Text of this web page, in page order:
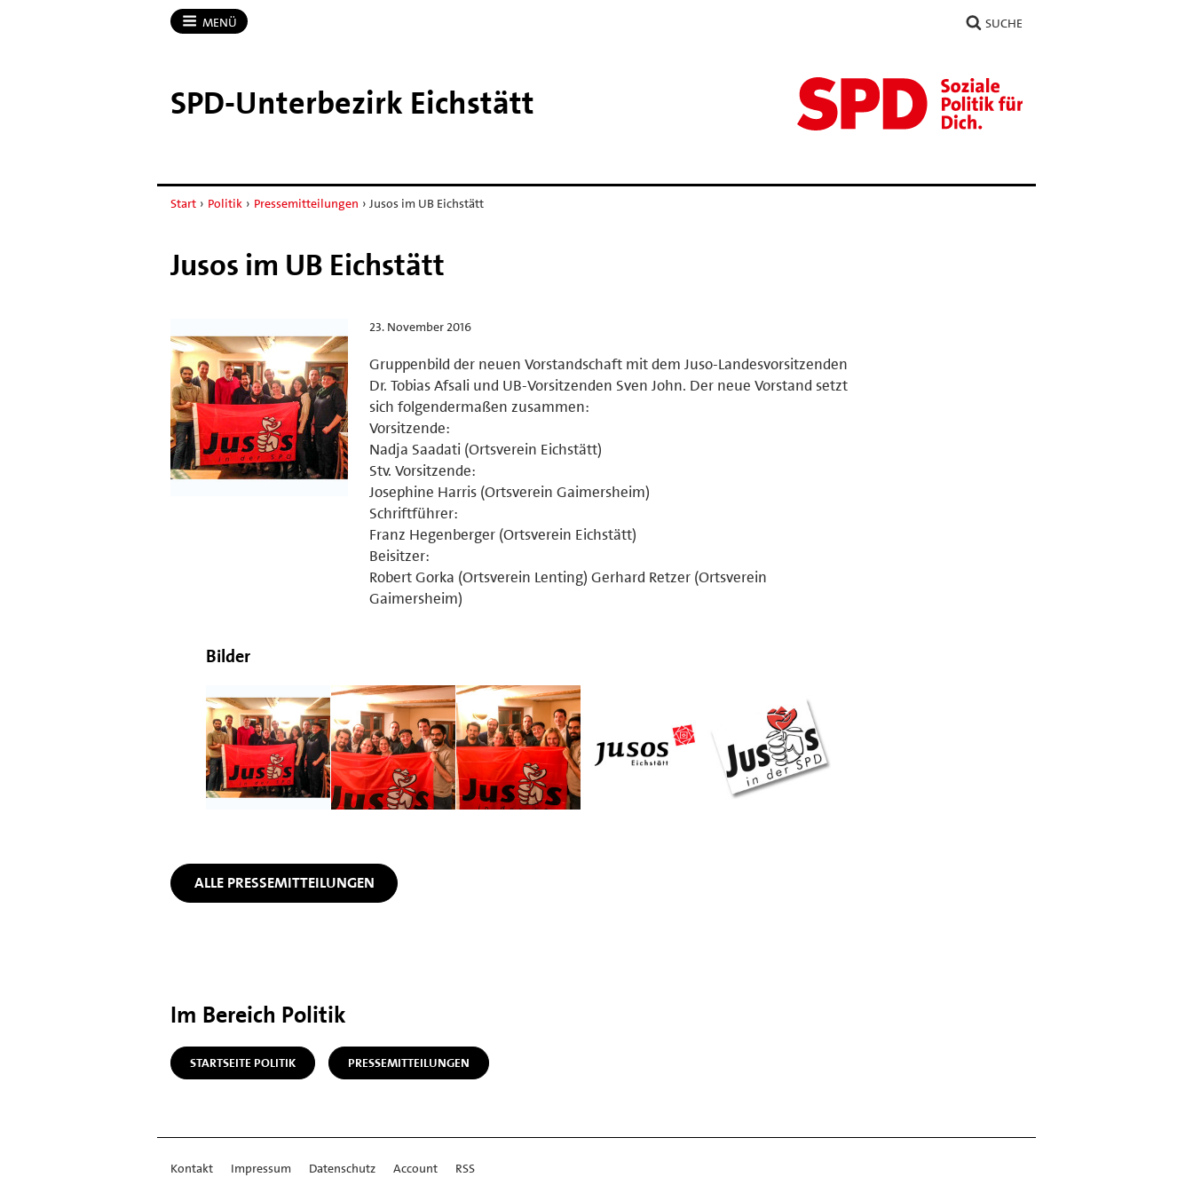
MENÜ SUCHE
SPD-​Unterbezirk Eichstätt
Start › Politik › Pressemitteilungen › Jusos im UB Eichstätt
Jusos im UB Eichstätt
23. November 2016
Gruppenbild der neuen Vorstandschaft mit dem Juso-Landesvorsitzenden
Dr. Tobias Afsali und UB-Vorsitzenden Sven John. Der neue Vorstand setzt
sich folgendermaßen zusammen:
Vorsitzende:
Nadja Saadati (Ortsverein Eichstätt)
Stv. Vorsitzende:
Josephine Harris (Ortsverein Gaimersheim)
Schriftführer:
Franz Hegenberger (Ortsverein Eichstätt)
Beisitzer:
Robert Gorka (Ortsverein Lenting) Gerhard Retzer (Ortsverein
Gaimersheim)
Bilder
ALLE PRESSEMITTEILUNGEN
Im Bereich Politik
STARTSEITE POLITIK PRESSEMITTEILUNGEN
Kontakt Impressum Datenschutz Account RSS